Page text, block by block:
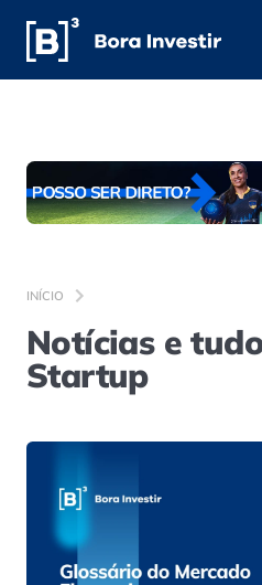
INÍCIO
Notícias e
Startup